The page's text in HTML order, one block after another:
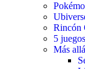
Rincón
5
Más allá